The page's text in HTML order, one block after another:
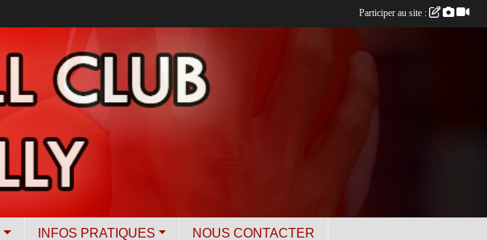
INFOS PRATIQUES NOUS CONTACTER
Participer au site :